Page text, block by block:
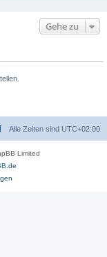
Gehe zu
Alle Zeiten sind UTC+02:00
Limited